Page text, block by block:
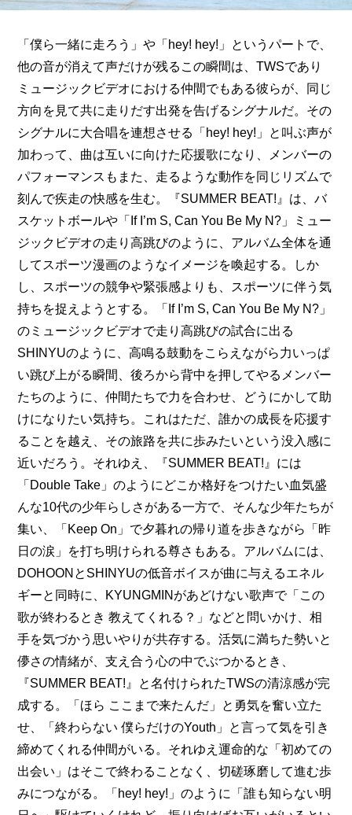
「僕ら一緒に走ろう」や「hey! hey!」というパートで、
他の音が消えて声だけが残るこの瞬間は、TWSであり
ミュージックビデオにおける仲間でもある彼らが、同じ
方向を見て共に走りだす出発を告げるシグナルだ。その
シグナルに大合唱を連想させる「hey! hey!」と叫ぶ声が
加わって、曲は互いに向けた応援歌になり、メンバーの
パフォーマンスもまた、走るような動作を同じリズムで
刻んで疾走の快感を生む。『SUMMER BEAT!』は、バ
スケットボールや「If I’m S, Can You Be My N?」ミュー
ジックビデオの走り高跳びのように、アルバム全体を通
してスポーツ漫画のようなイメージを喚起する。しか
し、スポーツの競争や緊張感よりも、スポーツに伴う気
持ちを捉えようとする。「If I’m S, Can You Be My N?」
のミュージックビデオで走り高跳びの試合に出る
SHINYUのように、高鳴る鼓動をこらえながら力いっぱ
い跳び上がる瞬間、後ろから背中を押してやるメンバー
たちのように、仲間たちで力を合わせ、どうにかして助
けになりたい気持ち。これはただ、誰かの成長を応援す
ることを越え、その旅路を共に歩みたいという没入感に
近いだろう。それゆえ、『SUMMER BEAT!』には
「Double Take」のようにどこか格好をつけたい血気盛
んな10代の少年らしさがある一方で、そんな少年たちが
集い、「Keep On」で夕暮れの帰り道を歩きながら「昨
日の涙」を打ち明けられる尊さもある。アルバムには、
DOHOONとSHINYUの低音ボイスが曲に与えるエネル
ギーと同時に、KYUNGMINがあどけない歌声で「この
歌が終わるとき 教えてくれる？」などと問いかけ、相
手を気づかう思いやりが共存する。活気に満ちた勢いと
儚さの情緒が、支え合う心の中でぶつかるとき、
『SUMMER BEAT!』と名付けられたTWSの清涼感が完
成する。「ほら ここまで来たんだ」と勇気を奮い立た
せ、「終わらない 僕らだけのYouth」と言って気を引き
締めてくれる仲間がいる。それゆえ運命的な「初めての
出会い」はそこで終わることなく、切磋琢磨して進む歩
みにつながる。「hey! hey!」のように「誰も知らない明